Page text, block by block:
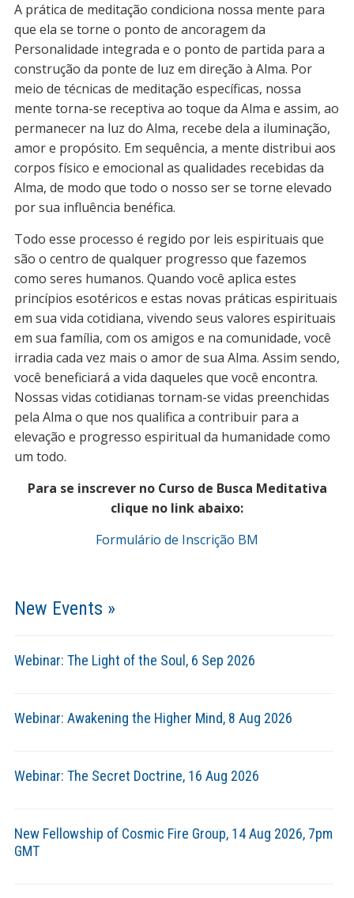
New Events »
Webinar: The Light of the Soul, 6 Sep 2026
Webinar: Awakening the Higher Mind, 8 Aug 2026
Webinar: The Secret Doctrine, 16 Aug 2026
New Fellowship of Cosmic Fire Group, 14 Aug 2026, 7pm
GMT
A prática de meditação condiciona nossa mente para
que ela se torne o ponto de ancoragem da
Personalidade integrada e o ponto de partida para a
construção da ponte de luz em direção à Alma. Por
meio de técnicas de meditação específicas, nossa
mente torna-se receptiva ao toque da Alma e assim, ao
permanecer na luz do Alma, recebe dela a iluminação,
amor e propósito. Em sequência, a mente distribui aos
corpos físico e emocional as qualidades recebidas da
Alma, de modo que todo o nosso ser se torne elevado
por sua influência benéfica.
Todo esse processo é regido por leis espirituais que
são o centro de qualquer progresso que fazemos
como seres humanos. Quando você aplica estes
princípios esotéricos e estas novas práticas espirituais
em sua vida cotidiana, vivendo seus valores espirituais
em sua família, com os amigos e na comunidade, você
irradia cada vez mais o amor de sua Alma. Assim sendo,
você beneficiará a vida daqueles que você encontra.
Nossas vidas cotidianas tornam-se vidas preenchidas
pela Alma o que nos qualifica a contribuir para a
elevação e progresso espiritual da humanidade como
um todo.
Para se inscrever no Curso de Busca Meditativa
clique no link abaixo:
Formulário de Inscrição BM